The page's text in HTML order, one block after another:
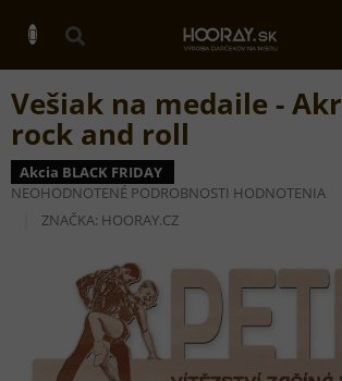
obsah
Vešiak na medaile -
rock and roll
Akcia BLACK FRIDAY
PRIEMERNÉ
HODNOTENIE
PRODUKTU
HVIEZDIČIEK.
NEOHODNOTENÉ PODROBNOSTI HODNOTENIA
ZNAČKA: HOORAY.CZ